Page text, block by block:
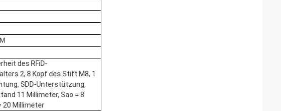
des RFiD-
2, 8 Kopf des Stift M8, 1
SDD-Unterstützung,
11 Millimeter, Sao = 8
20 Millimeter